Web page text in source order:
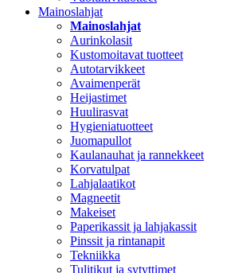
Mainoslahjat
Mainoslahjat
Aurinkolasit
Kustomoitavat tuotteet
Autotarvikkeet
Avaimenperät
Heijastimet
Huulirasvat
Hygieniatuotteet
Juomapullot
Kaulanauhat ja rannekkeet
Korvatulpat
Lahjalaatikot
Magneetit
Makeiset
Paperikassit ja lahjakassit
Pinssit ja rintanapit
Tekniikka
Tulitikut ja sytyttimet